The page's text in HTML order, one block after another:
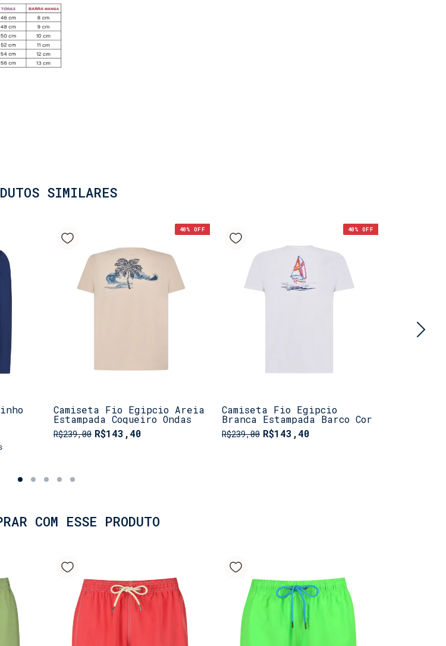
SIMILARES
40% OFF
Camiseta Fio Egipcio Areia
Estampada Coqueiro Ondas
R$239,00 R$143,40
40% OFF
Camiseta Fio Egipcio
Branca Estampada Barco Cor
R$239,00 R$143,40
COM ESSE PRODUTO